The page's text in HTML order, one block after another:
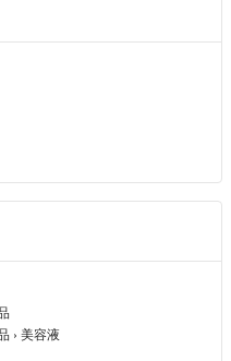
› 美容液